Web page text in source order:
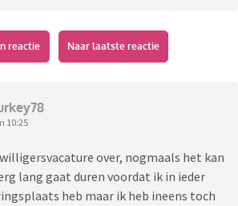
reactie Naar laatste reactie
10:25
over, nogmaals het kan
lang gaat duren voordat ik in ieder
heb maar ik heb ineens toch